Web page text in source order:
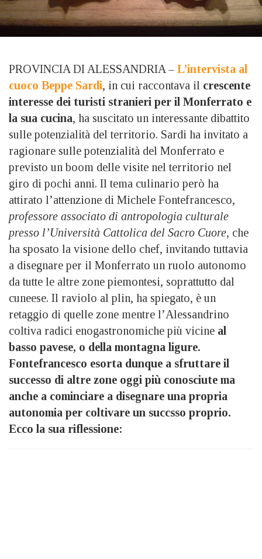
PROVINCIA DI ALESSANDRIA – L’intervista al
cuoco Beppe Sardi, in cui raccontava il crescente
interesse dei turisti stranieri per il Monferrato e
la sua cucina, ha suscitato un interessante dibattito
sulle potenzialità del territorio. Sardi ha invitato a
ragionare sulle potenzialità del Monferrato e
previsto un boom delle visite nel territorio nel
giro di pochi anni. Il tema culinario però ha
attirato l’attenzione di Michele Fontefrancesco,
professore associato di antropologia culturale
presso l’Università Cattolica del Sacro Cuore, che
ha sposato la visione dello chef, invitando tuttavia
a disegnare per il Monferrato un ruolo autonomo
da tutte le altre zone piemontesi, soprattutto dal
cuneese. Il raviolo al plin, ha spiegato, è un
retaggio di quelle zone mentre l’Alessandrino
coltiva radici enogastronomiche più vicine al
basso pavese, o della montagna ligure.
Fontefrancesco esorta dunque a sfruttare il
successo di altre zone oggi più conosciute ma
anche a cominciare a disegnare una propria
autonomia per coltivare un succsso proprio.
Ecco la sua riflessione: